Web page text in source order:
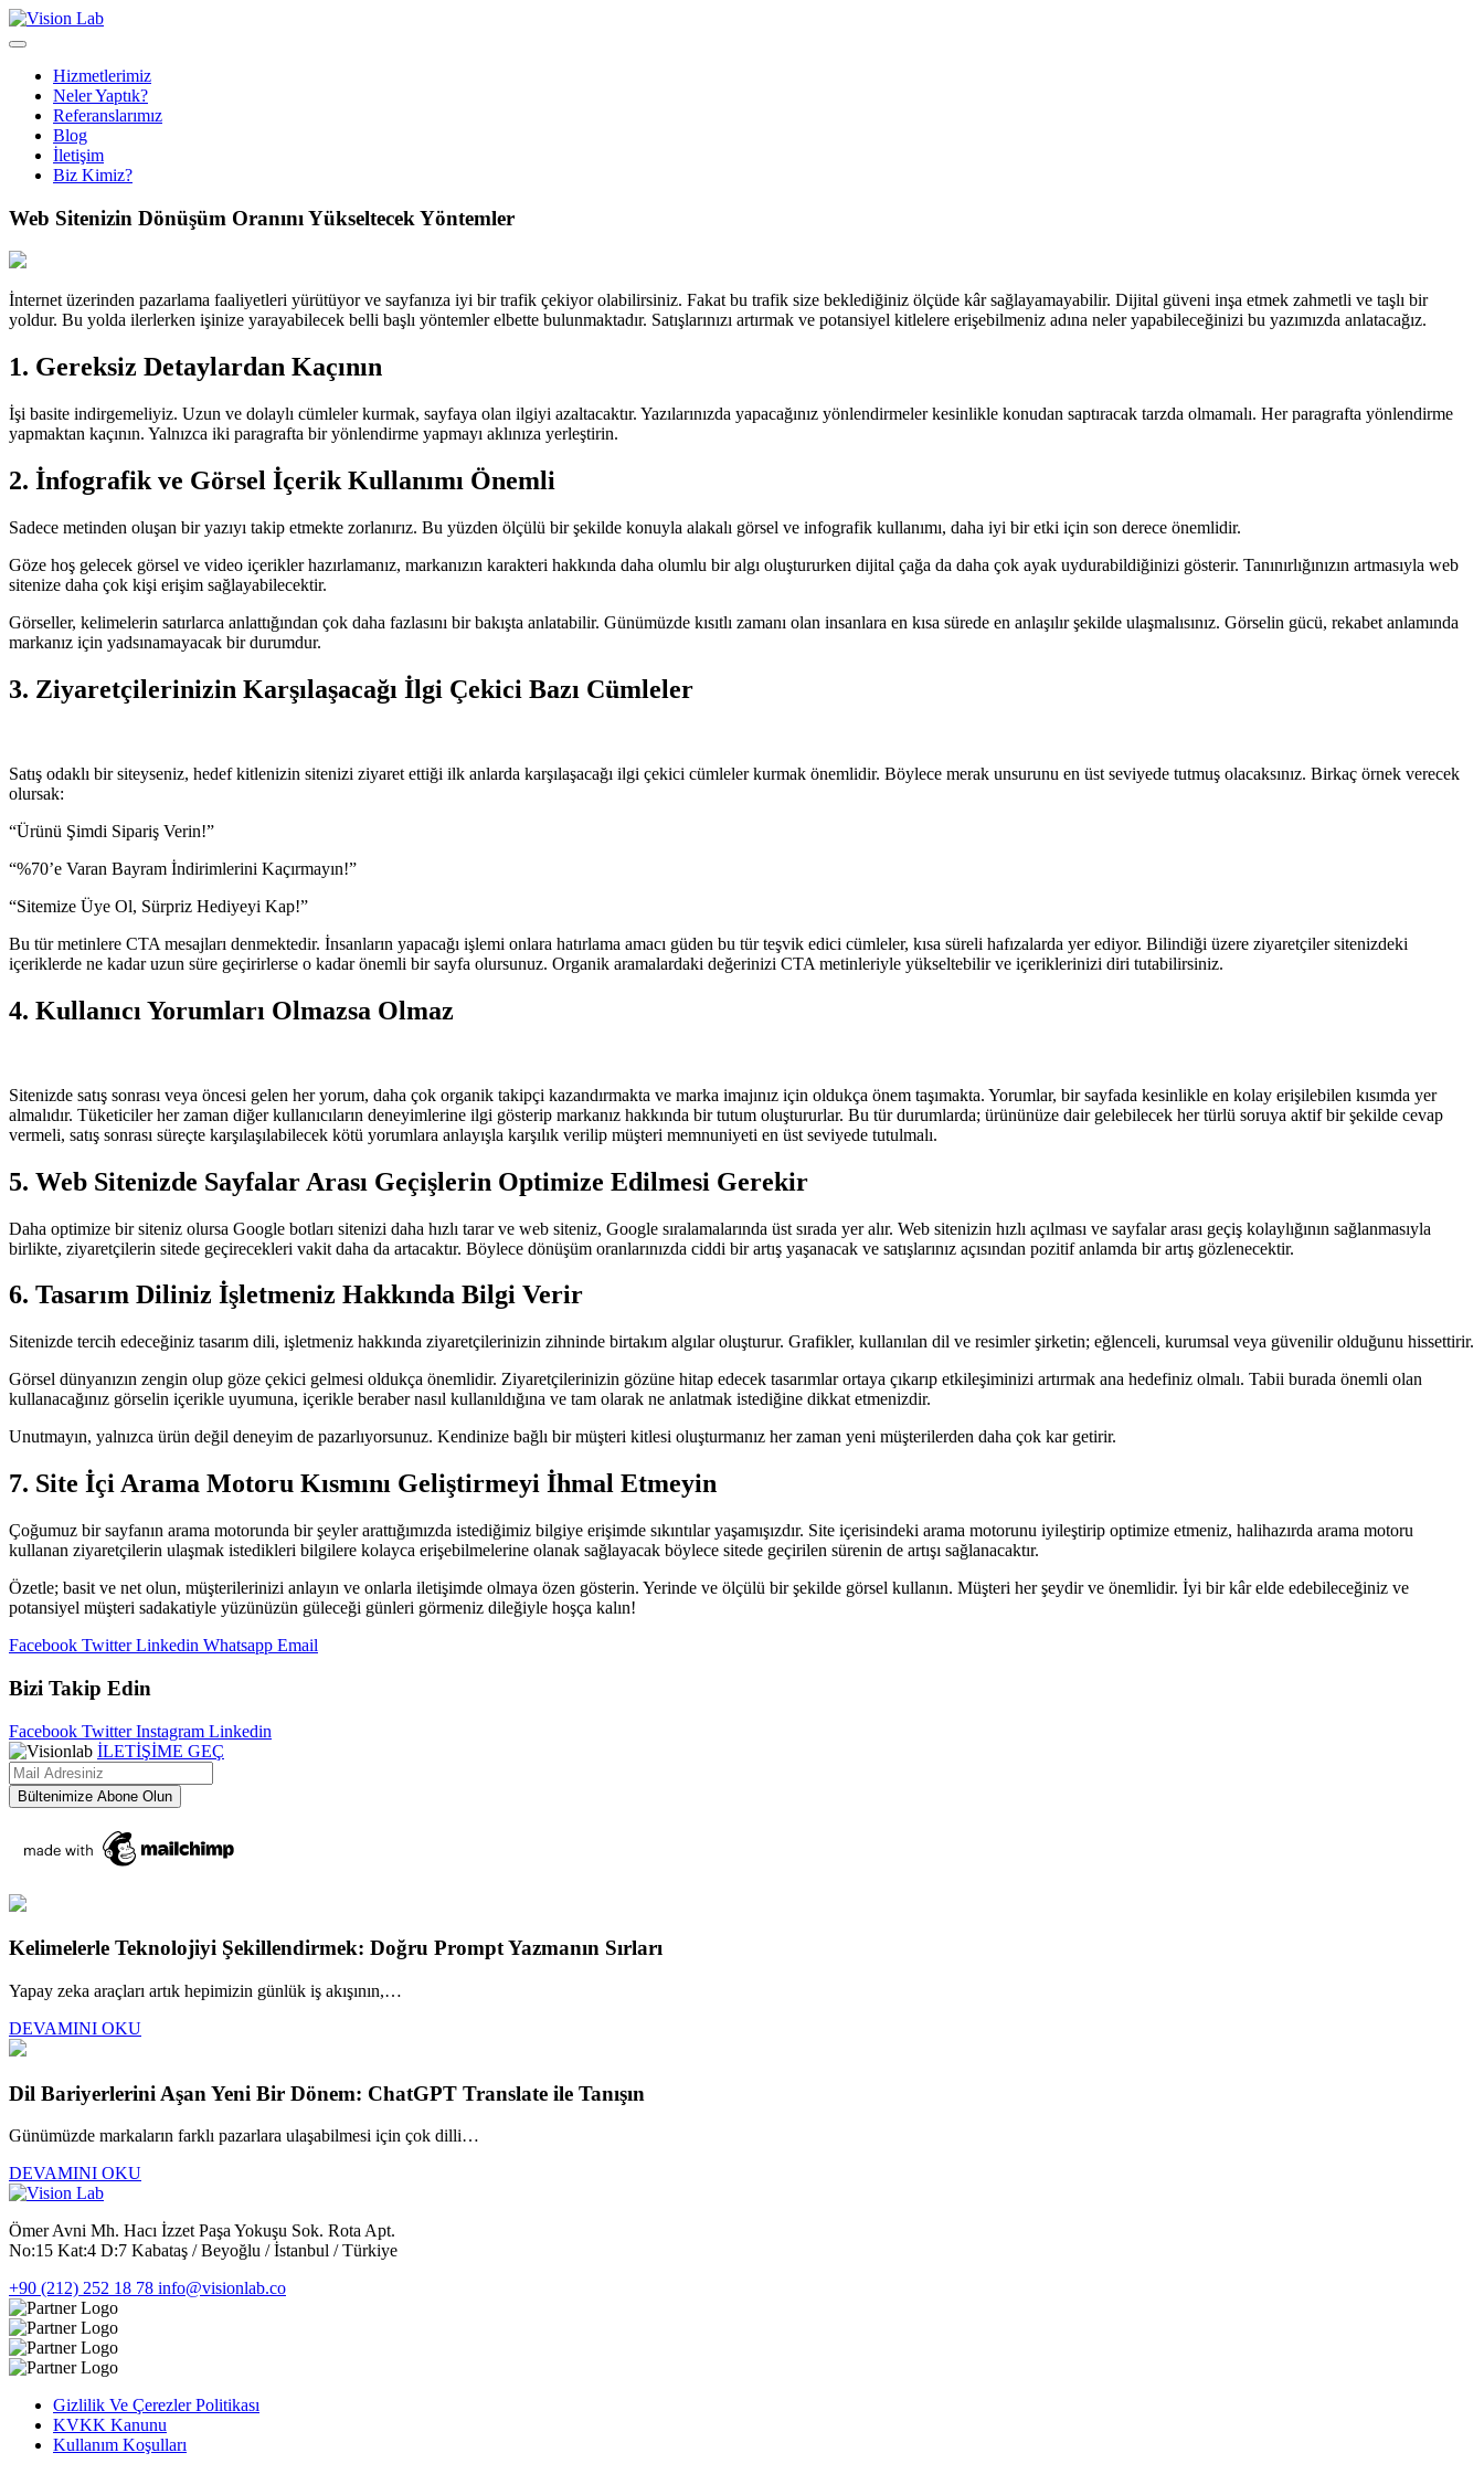
Hizmetlerimiz
Neler Yaptık?
Referanslarımız
Blog
İletişim
Biz Kimiz?
Web Sitenizin Dönüşüm Oranını Yükseltecek Yöntemler
İnternet üzerinden pazarlama faaliyetleri yürütüyor ve sayfanıza iyi bir trafik çekiyor olabilirsiniz. Fakat bu trafik size beklediğiniz ölçüde kâr sağlayamayabilir. Dijital güveni inşa etmek zahmetli ve taşlı bir
yoldur. Bu yolda ilerlerken işinize yarayabilecek belli başlı yöntemler elbette bulunmaktadır. Satışlarınızı artırmak ve potansiyel kitlelere erişebilmeniz adına neler yapabileceğinizi bu yazımızda anlatacağız.
1. Gereksiz Detaylardan Kaçının
İşi basite indirgemeliyiz. Uzun ve dolaylı cümleler kurmak, sayfaya olan ilgiyi azaltacaktır. Yazılarınızda yapacağınız yönlendirmeler kesinlikle konudan saptıracak tarzda olmamalı. Her paragrafta yönlendirme
yapmaktan kaçının. Yalnızca iki paragrafta bir yönlendirme yapmayı aklınıza yerleştirin.
2. İnfografik ve Görsel İçerik Kullanımı Önemli
Sadece metinden oluşan bir yazıyı takip etmekte zorlanırız. Bu yüzden ölçülü bir şekilde konuyla alakalı görsel ve infografik kullanımı, daha iyi bir etki için son derece önemlidir.
Göze hoş gelecek görsel ve video içerikler hazırlamanız, markanızın karakteri hakkında daha olumlu bir algı oluştururken dijital çağa da daha çok ayak uydurabildiğinizi gösterir. Tanınırlığınızın artmasıyla web
sitenize daha çok kişi erişim sağlayabilecektir.
Görseller, kelimelerin satırlarca anlattığından çok daha fazlasını bir bakışta anlatabilir. Günümüzde kısıtlı zamanı olan insanlara en kısa sürede en anlaşılır şekilde ulaşmalısınız. Görselin gücü, rekabet anlamında
markanız için yadsınamayacak bir durumdur.
3. Ziyaretçilerinizin Karşılaşacağı İlgi Çekici Bazı Cümleler
Satış odaklı bir siteyseniz, hedef kitlenizin sitenizi ziyaret ettiği ilk anlarda karşılaşacağı ilgi çekici cümleler kurmak önemlidir. Böylece merak unsurunu en üst seviyede tutmuş olacaksınız. Birkaç örnek verecek
olursak:
“Ürünü Şimdi Sipariş Verin!”
“%70’e Varan Bayram İndirimlerini Kaçırmayın!”
“Sitemize Üye Ol, Sürpriz Hediyeyi Kap!”
Bu tür metinlere CTA mesajları denmektedir. İnsanların yapacağı işlemi onlara hatırlama amacı güden bu tür teşvik edici cümleler, kısa süreli hafızalarda yer ediyor. Bilindiği üzere ziyaretçiler sitenizdeki
içeriklerde ne kadar uzun süre geçirirlerse o kadar önemli bir sayfa olursunuz. Organik aramalardaki değerinizi CTA metinleriyle yükseltebilir ve içeriklerinizi diri tutabilirsiniz.
4. Kullanıcı Yorumları Olmazsa Olmaz
Sitenizde satış sonrası veya öncesi gelen her yorum, daha çok organik takipçi kazandırmakta ve marka imajınız için oldukça önem taşımakta. Yorumlar, bir sayfada kesinlikle en kolay erişilebilen kısımda yer
almalıdır. Tüketiciler her zaman diğer kullanıcıların deneyimlerine ilgi gösterip markanız hakkında bir tutum oluştururlar. Bu tür durumlarda; ürününüze dair gelebilecek her türlü soruya aktif bir şekilde cevap
vermeli, satış sonrası süreçte karşılaşılabilecek kötü yorumlara anlayışla karşılık verilip müşteri memnuniyeti en üst seviyede tutulmalı.
5. Web Sitenizde Sayfalar Arası Geçişlerin Optimize Edilmesi Gerekir
Daha optimize bir siteniz olursa Google botları sitenizi daha hızlı tarar ve web siteniz, Google sıralamalarında üst sırada yer alır. Web sitenizin hızlı açılması ve sayfalar arası geçiş kolaylığının sağlanmasıyla
birlikte, ziyaretçilerin sitede geçirecekleri vakit daha da artacaktır. Böylece dönüşüm oranlarınızda ciddi bir artış yaşanacak ve satışlarınız açısından pozitif anlamda bir artış gözlenecektir.
6. Tasarım Diliniz İşletmeniz Hakkında Bilgi Verir
Sitenizde tercih edeceğiniz tasarım dili, işletmeniz hakkında ziyaretçilerinizin zihninde birtakım algılar oluşturur. Grafikler, kullanılan dil ve resimler şirketin; eğlenceli, kurumsal veya güvenilir olduğunu hissettirir.
Görsel dünyanızın zengin olup göze çekici gelmesi oldukça önemlidir. Ziyaretçilerinizin gözüne hitap edecek tasarımlar ortaya çıkarıp etkileşiminizi artırmak ana hedefiniz olmalı. Tabii burada önemli olan
kullanacağınız görselin içerikle uyumuna, içerikle beraber nasıl kullanıldığına ve tam olarak ne anlatmak istediğine dikkat etmenizdir.
Unutmayın, yalnızca ürün değil deneyim de pazarlıyorsunuz. Kendinize bağlı bir müşteri kitlesi oluşturmanız her zaman yeni müşterilerden daha çok kar getirir.
7. Site İçi Arama Motoru Kısmını Geliştirmeyi İhmal Etmeyin
Çoğumuz bir sayfanın arama motorunda bir şeyler arattığımızda istediğimiz bilgiye erişimde sıkıntılar yaşamışızdır. Site içerisindeki arama motorunu iyileştirip optimize etmeniz, halihazırda arama motoru
kullanan ziyaretçilerin ulaşmak istedikleri bilgilere kolayca erişebilmelerine olanak sağlayacak böylece sitede geçirilen sürenin de artışı sağlanacaktır.
Özetle; basit ve net olun, müşterilerinizi anlayın ve onlarla iletişimde olmaya özen gösterin. Yerinde ve ölçülü bir şekilde görsel kullanın. Müşteri her şeydir ve önemlidir. İyi bir kâr elde edebileceğiniz ve
potansiyel müşteri sadakatiyle yüzünüzün güleceği günleri görmeniz dileğiyle hoşça kalın!
Facebook TwitterLinkedin Whatsapp Email
Bizi Takip Edin
Facebook TwitterInstagram Linkedin
İLETİŞİME GEÇ
Kelimelerle Teknolojiyi Şekillendirmek: Doğru Prompt Yazmanın Sırları
Yapay zeka araçları artık hepimizin günlük iş akışının,…
DEVAMINI OKU
Dil Bariyerlerini Aşan Yeni Bir Dönem: ChatGPT Translate ile Tanışın
Günümüzde markaların farklı pazarlara ulaşabilmesi için çok dilli…
DEVAMINI OKU
Ömer Avni Mh. Hacı İzzet Paşa Yokuşu Sok. Rota Apt.
No:15 Kat:4 D:7 Kabataş / Beyoğlu / İstanbul / Türkiye
+90 (212) 252 18 78 info@visionlab.co
Gizlilik Ve Çerezler Politikası
KVKK Kanunu
Kullanım Koşulları